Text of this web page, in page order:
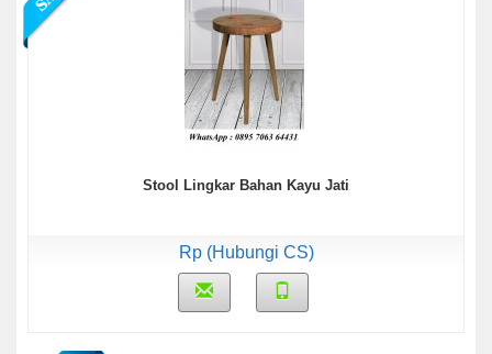
Stool Lingkar Bahan Kayu Jati
Rp (Hubungi CS)